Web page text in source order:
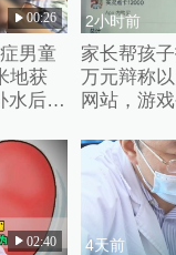
00:26
男童
地获
水后脸
2小时前
家长帮孩
万元辩称
网站，游
02:40 4天前